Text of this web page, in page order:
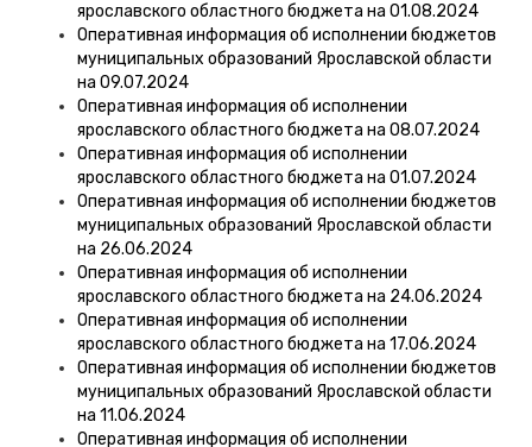
ярославского областного бюджета на 01.08.2024
Оперативная информация об исполнении бюджетов
муниципальных образований Ярославской области
на 09.07.2024
Оперативная информация об исполнении
ярославского областного бюджета на 08.07.2024
Оперативная информация об исполнении
ярославского областного бюджета на 01.07.2024
Оперативная информация об исполнении бюджетов
муниципальных образований Ярославской области
на 26.06.2024
Оперативная информация об исполнении
ярославского областного бюджета на 24.06.2024
Оперативная информация об исполнении
ярославского областного бюджета на 17.06.2024
Оперативная информация об исполнении бюджетов
муниципальных образований Ярославской области
на 11.06.2024
Оперативная информация об исполнении